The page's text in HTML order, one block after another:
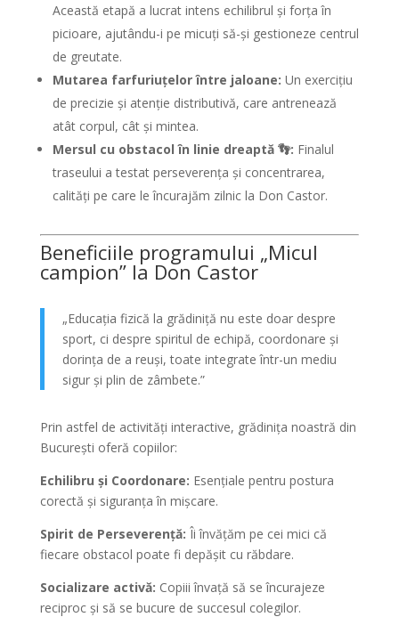
Această etapă a lucrat intens echilibrul și forța în
picioare, ajutându-i pe micuți să-și gestioneze centrul
de greutate.
Mutarea farfuriuțelor între jaloane: Un exercițiu
de precizie și atenție distributivă, care antrenează
atât corpul, cât și mintea.
Mersul cu obstacol în linie dreaptă 👣: Finalul
traseului a testat perseverența și concentrarea,
calități pe care le încurajăm zilnic la Don Castor.
Beneficiile programului „Micul
campion” la Don Castor
„Educația fizică la grădiniță nu este doar despre
sport, ci despre spiritul de echipă, coordonare și
dorința de a reuși, toate integrate într-un mediu
sigur și plin de zâmbete.”
Prin astfel de activități interactive, grădinița noastră din
București oferă copiilor:
Echilibru și Coordonare: Esențiale pentru postura
corectă și siguranța în mișcare.
Spirit de Perseverență: Îi învățăm pe cei mici că
fiecare obstacol poate fi depășit cu răbdare.
Socializare activă: Copiii învață să se încurajeze
reciproc și să se bucure de succesul colegilor.